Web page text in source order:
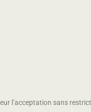
l’acceptation sans